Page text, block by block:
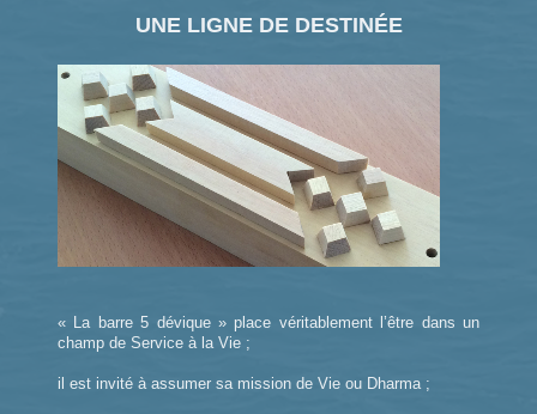
UNE LIGNE DE DESTINÉE
« La barre 5 dévique » place véritablement l’être dans un
champ de Service à la Vie ;
il est invité à assumer sa mission de Vie ou Dharma ;